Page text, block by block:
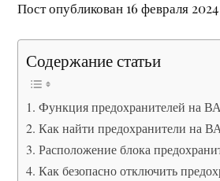
Пост опубликован 16 февраля
Содержание статьи
Функция предохранителей на
Как найти предохранители на
Расположение блока
Как безопасно отключить